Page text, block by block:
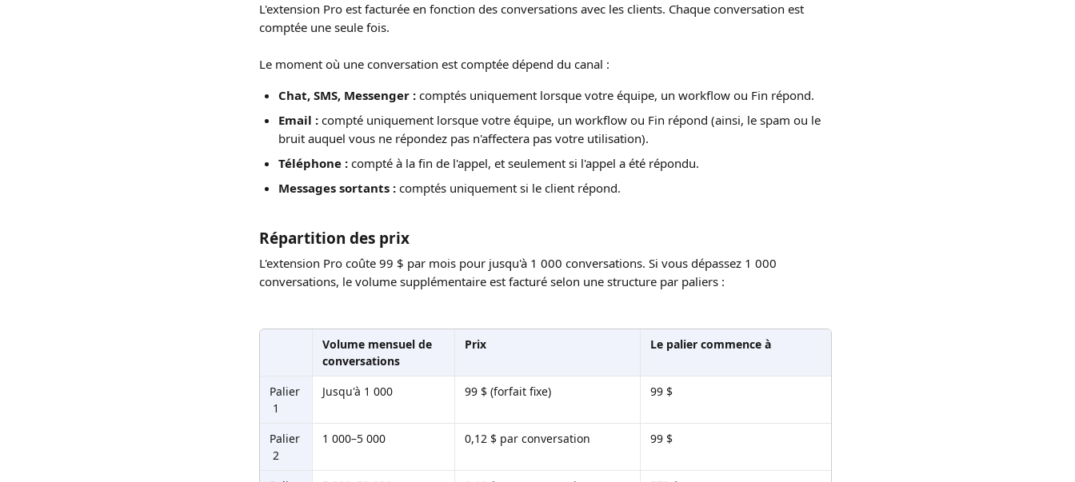
L'extension Pro est facturée en fonction des conversations avec les clients. Chaque conversation est
comptée une seule fois.
Le moment où une conversation est comptée dépend du canal :
Chat, SMS, Messenger : comptés uniquement lorsque votre équipe, un workflow ou Fin répond.
Email : compté uniquement lorsque votre équipe, un workflow ou Fin répond (ainsi, le spam ou le
bruit auquel vous ne répondez pas n'affectera pas votre utilisation).
Téléphone : compté à la fin de l'appel, et seulement si l'appel a été répondu.
Messages sortants : comptés uniquement si le client répond.
Répartition des prix
L'extension Pro coûte 99 $ par mois pour jusqu'à 1 000 conversations. Si vous dépassez 1 000
conversations, le volume supplémentaire est facturé selon une structure par paliers :
Volume mensuel de
conversations
Prix Le palier commence à
Palier
1
Jusqu'à 1 000 99 $ (forfait fixe) 99 $
Palier
2
1 000–5 000 0,12 $ par conversation 99 $